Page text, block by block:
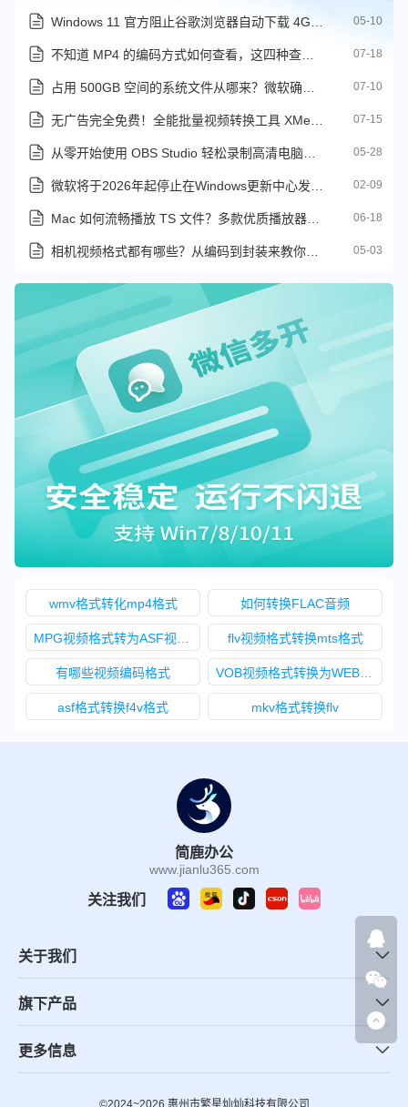
Windows 11 官方阻止谷歌浏览器自动下载 4GB AI 模型方法 05-10
不知道 MP4 的编码方式如何查看，这四种查看编码方式收好了 07-18
占用 500GB 空间的系统文件从哪来？微软确认 Windows 11 重大 Bug 07-10
无广告完全免费！全能批量视频转换工具 XMedia Recode 实测 07-15
从零开始使用 OBS Studio 轻松录制高清电脑屏幕教程 05-28
微软将于2026年起停止在Windows更新中心发布V3和V4版打印机驱动程序 02-09
Mac 如何流畅播放 TS 文件？多款优质播放器横评附格式转换方案 06-18
相机视频格式都有哪些？从编码到封装来教你怎么选 05-03
wmv格式转化mp4格式 如何转换FLAC音频
MPG视频格式转为ASF视频格式 flv视频格式转换mts格式
有哪些视频编码格式 VOB视频格式转换为WEBM格式
asf格式转换f4v格式 mkv格式转换flv
简鹿办公
www.jianlu365.com
关注我们
关于我们
旗下产品
更多信息